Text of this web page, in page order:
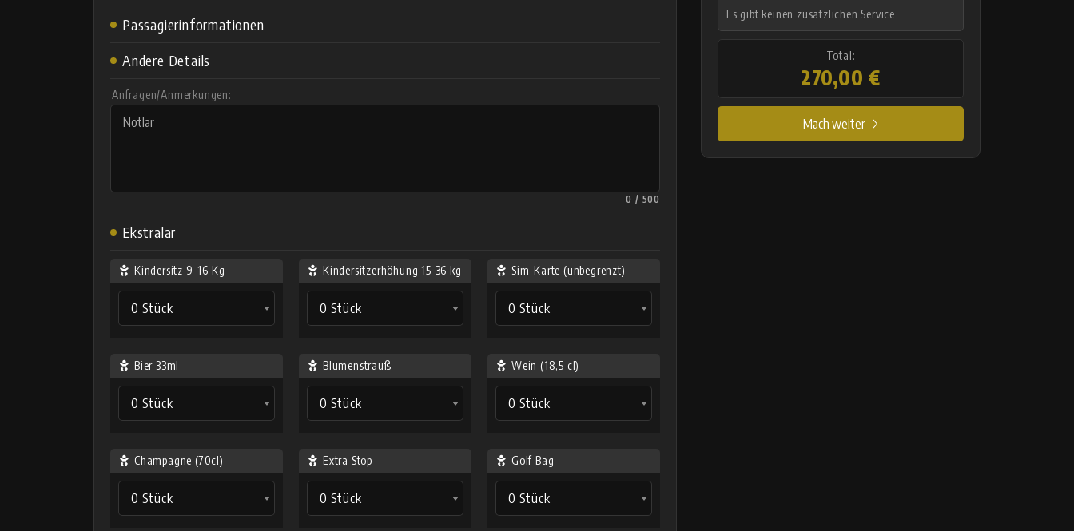
Passagierinformationen
Andere Details
Anfragen/Anmerkungen:
0 / 500
Ekstralar
Kindersitz 9-16 Kg
0 Stück
Kindersitzerhöhung 15-36 kg
0 Stück
Sim-Karte (unbegrenzt)
0 Stück
Bier 33ml
0 Stück
Blumenstrauß
0 Stück
Wein (18,5 cl)
0 Stück
Champagne (70cl)
0 Stück
Extra Stop
0 Stück
Golf Bag
0 Stück
Es gibt keinen zusätzlichen Service
Total:
270,00 €
Mach weiter